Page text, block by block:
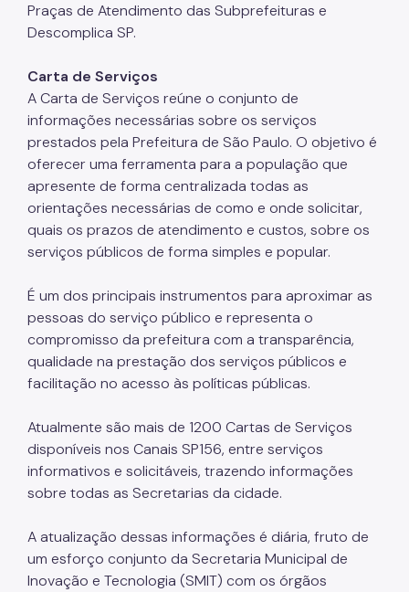
Praças de Atendimento das Subprefeituras e
Descomplica SP.
Carta de Serviços
A Carta de Serviços reúne o conjunto de
informações necessárias sobre os serviços
prestados pela Prefeitura de São Paulo. O objetivo é
oferecer uma ferramenta para a população que
apresente de forma centralizada todas as
orientações necessárias de como e onde solicitar,
quais os prazos de atendimento e custos, sobre os
serviços públicos de forma simples e popular.
É um dos principais instrumentos para aproximar as
pessoas do serviço público e representa o
compromisso da prefeitura com a transparência,
qualidade na prestação dos serviços públicos e
facilitação no acesso às políticas públicas.
Atualmente são mais de 1200 Cartas de Serviços
disponíveis nos Canais SP156, entre serviços
informativos e solicitáveis, trazendo informações
sobre todas as Secretarias da cidade.
A atualização dessas informações é diária, fruto de
um esforço conjunto da Secretaria Municipal de
Inovação e Tecnologia (SMIT) com os órgãos